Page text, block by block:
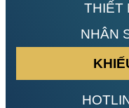
THIẾT
NHÂN